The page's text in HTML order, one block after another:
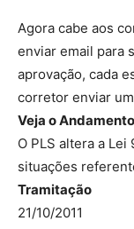
Agora cabe aos
enviar email para
aprovação, cada
corretor enviar
Veja o
O PLS altera a
situações
Tramitação
21/10/2011